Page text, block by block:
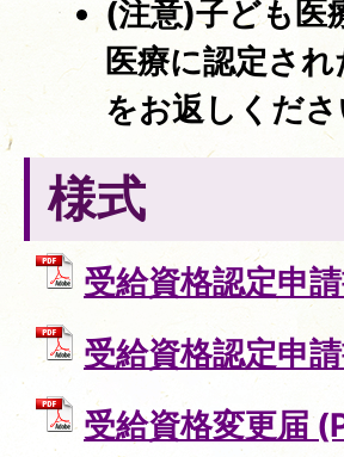
(注意)子ども医
医療に認定さ
をお返しくだ
様式
受給資格認定申
受給資格認定申
受給資格変更届